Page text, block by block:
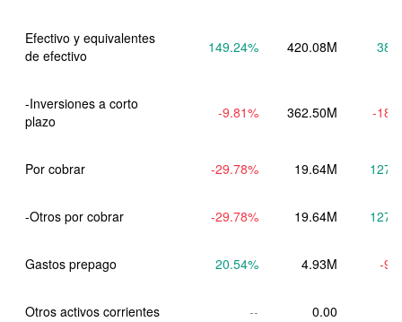
Efectivo y equivalentes
de efectivo
149.24% 420.08M
-Inversiones a corto
plazo
-9.81% 362.50M -
Por cobrar -29.78% 19.64M
-Otros por cobrar -29.78% 19.64M
Gastos prepago 20.54% 4.93M -
Otros activos corrientes -- 0.00